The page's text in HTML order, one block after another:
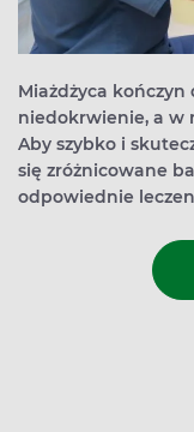
Miażdżyca
niedokrwienie, a w
Aby szybko i
się zróżnicowane
odpowiednie